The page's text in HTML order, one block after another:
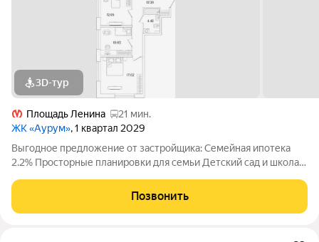
3D-тур
Площадь Ленина
21 мин.
ЖК «Аурум», 1 квартал 2029
Выгодное предложение от застройщика: Семейная ипотека
2.2% Просторные планировки для семьи Детский сад и школа
Подземный паркинг со спуском на лифте Дизайнерские лобби
с арт-объектом
Позвонить